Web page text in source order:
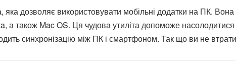
дозволяє використовувати мобільні додатки на ПК.
а також Mac OS. Ця чудова утиліта допоможе
синхронізацію між ПК і смартфоном. Так що ви не